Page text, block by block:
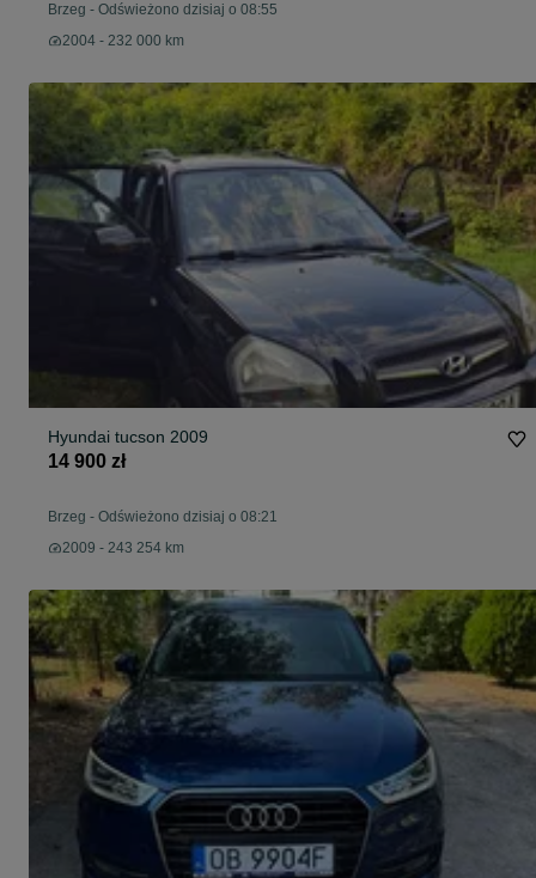
Brzeg - Odświeżono dzisiaj o 08:55
2004 - 232 000 km
Hyundai tucson 2009
14 900 zł
Brzeg - Odświeżono dzisiaj o 08:21
2009 - 243 254 km